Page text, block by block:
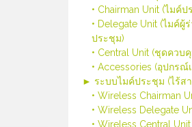
• Chairman Unit (ไมค์ป
• Delegate Unit (ไมค์ผู้
ประชุม)
• Central Unit (ชุดควบ
• Accessories (อุปกรณ์
► ระบบไมค์ประชุม (ไร้ส
• Wireless Chairman
• Wireless Delegate
• Wireless Central Unit